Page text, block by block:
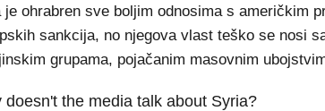
je ohrabren sve boljim odnosima s američkim
sankcija, no njegova vlast teško se nosi
grupama, pojačanim masovnim
doesn't the media talk about Syria?